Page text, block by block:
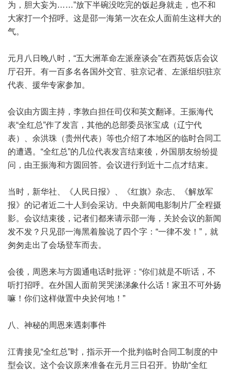
为，胆大妄为……”放下半碗没吃完的饭起身就走，也不和
大家打一个招呼。这是邵一海第一次在众人面前生这样大的
气。
元月八日晚八时，“五大洲革命左派座谈会”在西苑饭店会议
厅召开。有一百多名各国外交官、驻京记者、左派组织驻京
代表、援华专家参加。
会议由方圆主持，李敦白担任司仪和英文翻译。王振海代
表“全红总”作了发言，其他的总部委员张宝成（辽宁代
表）、余洪珠（贵州代表）等也介绍了本地区的临时合同工
的遭遇。“全红总”的几位代表发言结束後，外国朋友纷纷提
问，由王振海和方圆回答。会议进行到近十二点才结束。
当时，新华社、《人民日报》、《红旗》杂志、《解放军
报》的记者近二十人到会采访。中央新闻电影制片厂全程摄
影。会议结束後，记者们都来请示邵一海，关於会议的新闻
发不发？只见邵一海黑着脸说了四个字：“一律不发！”，就
匆匆走出了会场登车而去。
会後，周恩来与方圆通电话时批评：“你们就是不听话，不
听打招呼。在外国人面前哭哭涕涕象什么话！家丑不可外扬
嘛！你们这样做置中央於何地！”
八、神秘的周恩来遇刺事件
江青接见“全红总”时，指示开一个批判临时合同工制度的中
型会议。这个会议原来准备在元月三日召开。协助“全红